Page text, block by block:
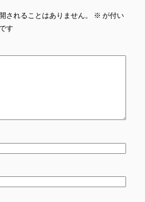
されることはありません。 ※ が付い
す